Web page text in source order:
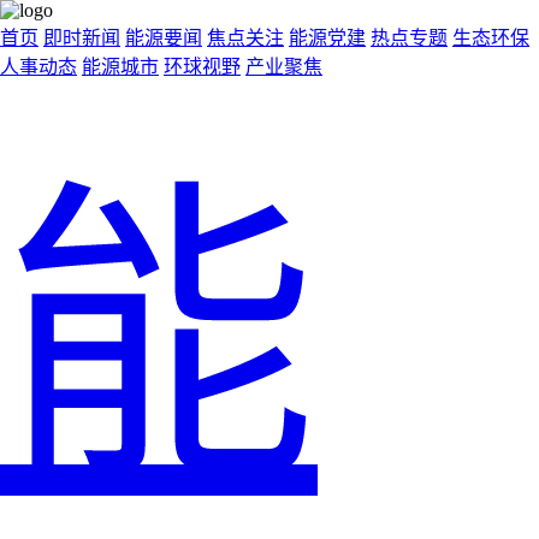
首页 即时新闻 能源要闻 焦点关注 能源党建 热点专题 生态环保
人事动态 能源城市 环球视野 产业聚焦
能